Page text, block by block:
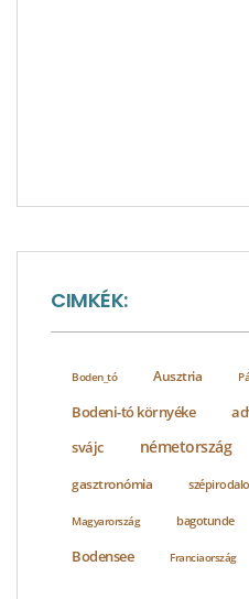
CIMKÉK:
Boden_tó Ausztria
Bodeni-tó környéke
svájc
németország
gasztronómia
Magyarország bagotunde
Bodensee
Franciaország